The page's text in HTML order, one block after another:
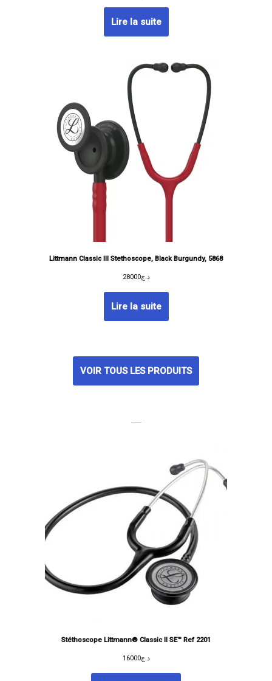
Lire la suite
Littmann Classic III Stethoscope, Black Burgundy, 5868
د.ج28000
Lire la suite
VOIR TOUS LES PRODUITS
Stéthoscope Littmann® Classic II SE™ Ref 2201
د.ج16000